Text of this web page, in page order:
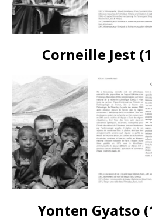
Corneille Jest
Yonten Gyatso